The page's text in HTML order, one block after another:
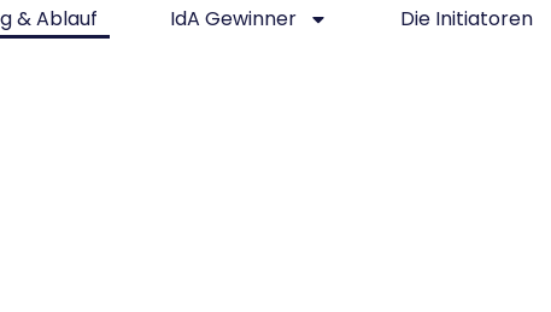
& Ablauf IdA Gewinner Die Initiatoren